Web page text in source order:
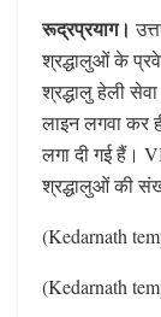
रूद्रप्रयाग।
श्रद्धालुओं के
श्रद्धालु हेली
लाइन लगवा कर
लगा दी गई हैं।
श्रद्धालुओं की
(Kedarnath
(Kedarnath